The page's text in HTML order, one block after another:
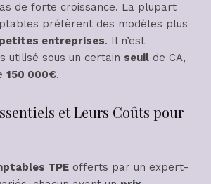
de forte croissance. La plupart
préfèrent des modèles plus
petites entreprises. Il n’est
utilisé sous un certain seuil de CA,
150 000€.
et Leurs Coûts pour
TPE offerts par un expert-